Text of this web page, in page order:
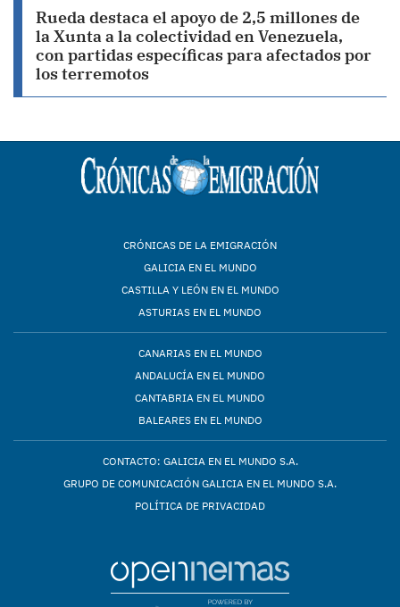
Rueda destaca el apoyo de 2,5 millones de
la Xunta a la colectividad en Venezuela,
con partidas específicas para afectados por
los terremotos
CRÓNICAS DE LA EMIGRACIÓN
GALICIA EN EL MUNDO
CASTILLA Y LEÓN EN EL MUNDO
ASTURIAS EN EL MUNDO
CANARIAS EN EL MUNDO
ANDALUCÍA EN EL MUNDO
CANTABRIA EN EL MUNDO
BALEARES EN EL MUNDO
CONTACTO: GALICIA EN EL MUNDO S.A.
GRUPO DE COMUNICACIÓN GALICIA EN EL MUNDO S.A.
POLÍTICA DE PRIVACIDAD